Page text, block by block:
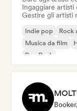
Ingaggiare artisti
Gestire gli artisti
Indie pop Rock
Musica da film
Pop Punk